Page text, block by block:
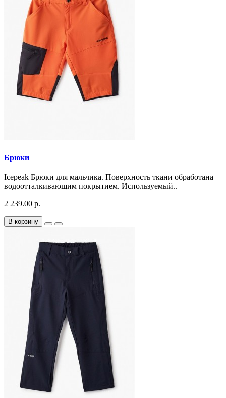
Брюки
Icepeak Брюки для мальчика. Поверхность ткани обработана
водоотталкивающим покрытием. Используемый..
2 239.00 р.
В корзину